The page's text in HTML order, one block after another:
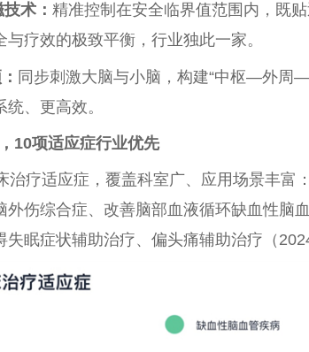
术： 精准控制在安全临界值范围内，既
疗效的极致平衡，行业独此一家。
同步刺激大脑与小脑，构建“中枢—外周
、更高效。
10项适应症行业优先
治疗适应症，覆盖科室广、应用场景丰富
外伤综合症、改善脑部血液循环缺血性脑
失眠症状辅助治疗、偏头痛辅助治疗（